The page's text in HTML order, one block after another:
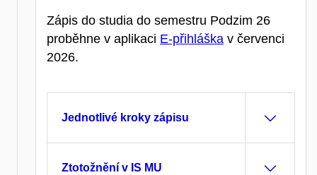
Zápis do studia do semestru Podzim 26
proběhne v aplikaci E-přihláška v červenci
2026.
Jednotlivé kroky zápisu
Ztotožnění v IS MU